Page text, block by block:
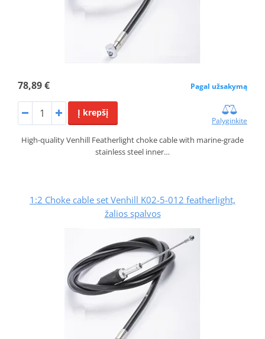
78,89 € Pagal užsakymą
Į krepšį
Palyginkite
High-quality Venhill Featherlight choke cable with marine-grade
stainless steel inner…
1:2 Choke cable set Venhill K02-5-012 featherlight,
žalios spalvos